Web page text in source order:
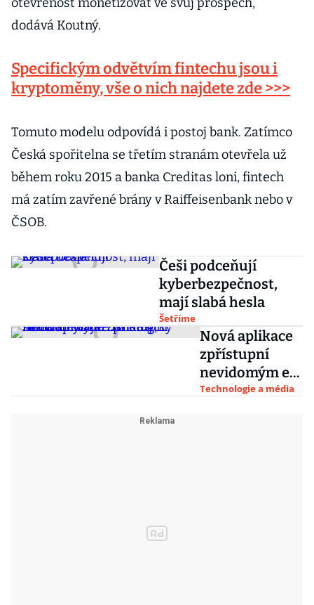
dodává Koutný.
Specifickým odvětvím fintechu jsou i
kryptoměny, vše o nich najdete zde >>>
Tomuto modelu odpovídá i postoj bank. Zatímco
Česká spořitelna se třetím stranám otevřela už
během roku 2015 a banka Creditas loni, fintech
má zatím zavřené brány v Raiffeisenbank nebo v
ČSOB.
Češi podceňují
kyberbezpečnost,
mají slabá hesla
Šetříme
Nová aplikace
zpřístupní
nevidomým e-
banking,
Technologie a média